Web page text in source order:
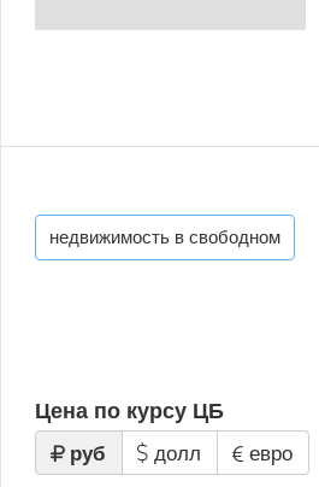
недвижимость в свободном
Цена по курсу ЦБ
руб долл евро